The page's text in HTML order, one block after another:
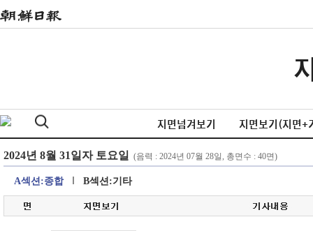
지면넘겨보기 지면보기(지면+
A섹션:종합 B섹션:기타